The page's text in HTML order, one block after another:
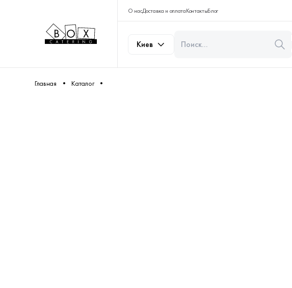
О насДоставка и оплатаКонтактыБлог
Киев
Главная Каталог